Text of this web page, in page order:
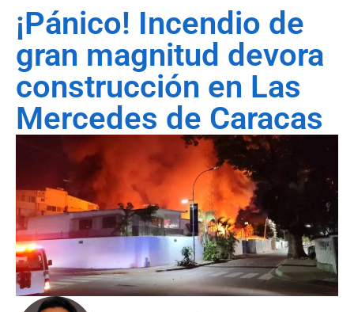
¡Pánico! Incendio de
gran magnitud devora
construcción en Las
Mercedes de Caracas